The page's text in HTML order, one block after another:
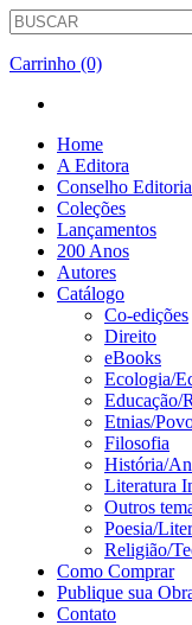
Carrinho (0)
Home
A Editora
Conselho
Coleções
Lançamentos
200 Anos
Autores
Catálogo
Co-edições
Direito
eBooks
Ecologia/
Educação/
Etnias/
Filosofia
História/
Literatura
Outros
Poesia/
Religião/
Como Comprar
Publique sua
Contato